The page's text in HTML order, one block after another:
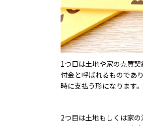
1つ目は土地や家の売買
付金と呼ばれるものであ
時に支払う形になります。
2つ目は土地もしくは家